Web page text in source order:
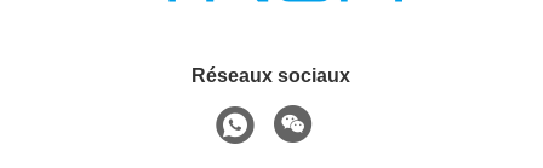
Réseaux sociaux